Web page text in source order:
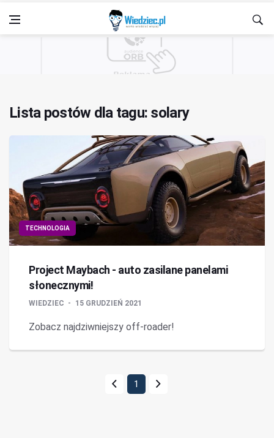
Lista postów dla tagu: solary
TECHNOLOGIA
Project Maybach - auto zasilane panelami
słonecznymi!
WIEDZIEC 15 GRUDZIEŃ 2021
Zobacz najdziwniejszy off-roader!
1